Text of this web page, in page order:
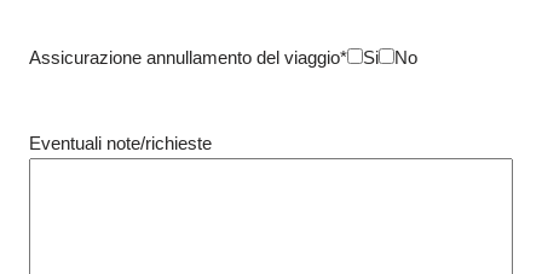
Assicurazione annullamento del viaggio* Si No
Eventuali note/richieste